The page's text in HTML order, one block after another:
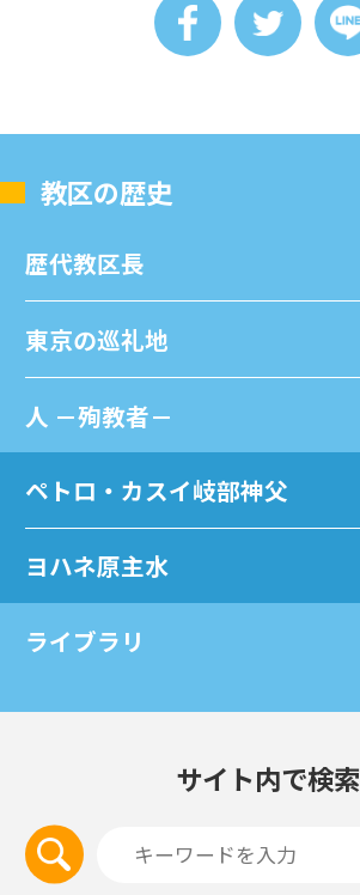
教区の歴史
歴代教区⻑
東京の巡礼地
⼈ －殉教者－
ペトロ・カスイ岐部神父
ヨハネ原主水
ライブラリ
サイト内で検索